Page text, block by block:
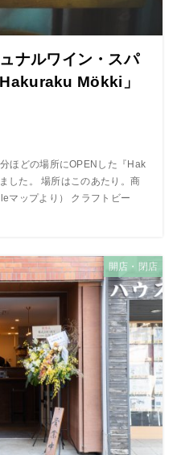
ナルワイン・スパ
Mökki」
ほどの場所にOPENした『Hak
した。 場所はこのあたり。商
マップより） クラフトビー
開店・閉店